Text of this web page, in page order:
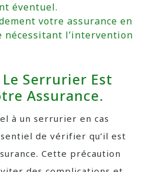
éventuel.
votre assurance en
nécessitant l’intervention
Serrurier Est
Assurance.
à un serrurier en cas
de vérifier qu’il est
Cette précaution